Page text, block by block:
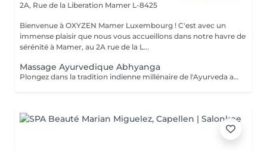
2A, Rue de la Liberation Mamer L-8425
Bienvenue à OXYZEN Mamer Luxembourg ! C'est avec un
immense plaisir que nous vous accueillons dans notre havre de
sérénité à Mamer, au 2A rue de la L...
Massage Ayurvedique Abhyanga
Plongez dans la tradition indienne millénaire de l'Ayurveda avec notre massage Abhyanga. Ce rituel ancestral, vieux de plus de 5000 ans, combine des gestes doux, des pressions ciblées et des étirements pour vous offrir une expérience de lâcher-prise absolu. "Abhyanga" signifie littéralement "massage à l'huile de tout le corps", et c'est précisément ce que vous recevrez. Chacun de nos mouvements est minutieusement exécuté pour créer une harmonie parfaite entre votre corps et votre esprit, vous permettant de vous détendre profondément et d'oublier le temps qui passe. Nous vous invitons également à découvrir nos offres de cartes FORFAITS, conçues pour prolonger ces moments de bien-être et vous offrir des avantages exclusifs. Pour plus d'informations, visitez notre page Forfaits. Ce massage est aussi une idée cadeau idéale pour surprendre et faire plaisir. Pour en savoir plus, cliquez ici : https://www.oxyzen.lu Veuillez noter que ce massage est déconseillé aux femmes enceintes. Avertissement : Nos soins sont dédiés au bien-être et à la relaxation. Ils ne remplacent pas un suivi médical et ne relèvent pas de la kinésithérapie.